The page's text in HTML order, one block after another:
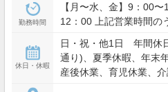
勤務時間
【月〜水、金】9：00
12：00 上記営業時間の
休日・休暇
日・祝・他1日 年間休
通り)、夏季休暇、年末
産後休業、育児休業、